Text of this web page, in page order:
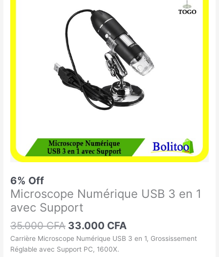
6% Off
Microscope Numérique USB 3 en 1
avec Support
35.000CFA
35.000 CFA.
33.000 CFA
33.000 CFA.
Carrière Microscope Numérique USB 3 en 1, Grossissement
Réglable avec Support PC, 1600X.